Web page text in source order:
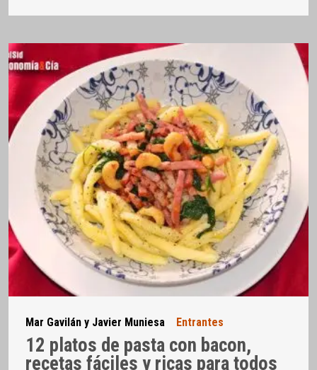
Mar Gavilán y Javier Muniesa Entrantes
12 platos de pasta con bacon,
recetas fáciles y ricas para todos